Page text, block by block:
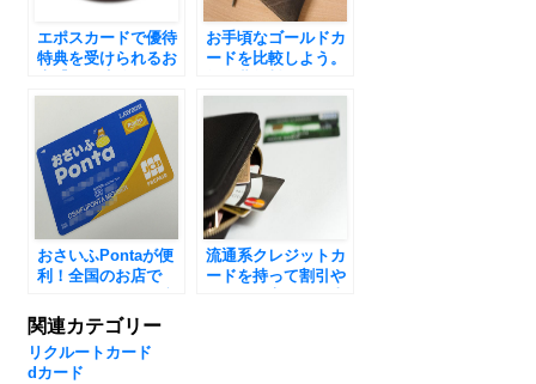
エポスカードで優待
特典を受けられるお
ド】
お手頃なゴールドカ
ードを比較しよう。
まで
おさいふPontaが便
利！全国のお店で
まる！
流通系クレジットカ
ードを持って割引や
関連カテゴリー
リクルートカード
dカード